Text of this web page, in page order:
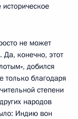
не может
конечно, этот
добился
только благодаря
степени
народов
Индию вон